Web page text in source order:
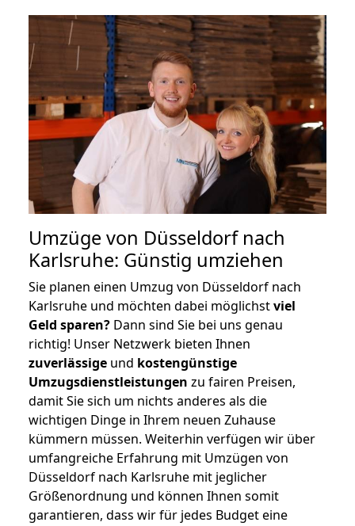
Umzüge von Düsseldorf nach
Karlsruhe: Günstig umziehen
Sie planen einen Umzug von Düsseldorf nach
Karlsruhe und möchten dabei möglichstviel
Geld sparen? Dann sind Sie bei uns genau
richtig! Unser Netzwerk bieten Ihnen
zuverlässige und kostengünstige
Umzugsdienstleistungen zu fairen Preisen,
damit Sie sich um nichts anderes als die
wichtigen Dinge in Ihrem neuen Zuhause
kümmern müssen. Weiterhin verfügen wir über
umfangreiche Erfahrung mit Umzügen von
Düsseldorf nach Karlsruhe mit jeglicher
Größenordnung und können Ihnen somit
garantieren, dass wir für jedes Budget eine